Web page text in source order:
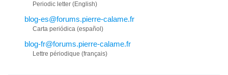
Periodic letter (English)
blog-es@forums.pierre-calame.fr
Carta periódica (español)
blog-fr@forums.pierre-calame.fr
Lettre périodique (français)